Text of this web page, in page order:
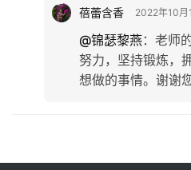
蓓蕾含香 2022年10月
@锦瑟黎燕： 老师
努力，坚持锻炼，
想做的事情。谢谢